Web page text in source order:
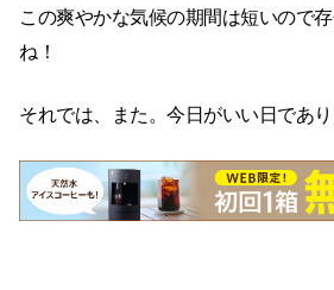
この爽やかな気候の期間は短いので
ね！
それでは、また。今日がいい日であり